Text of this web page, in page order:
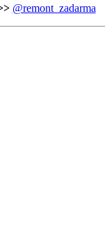
@remont_zadarma